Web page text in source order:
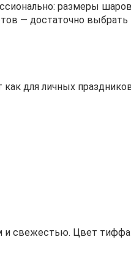
размеры
— достаточно
для личных
и свежестью. Цвет